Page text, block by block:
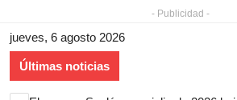
- Publicidad -
jueves, 6 agosto 2026
Últimas noticias